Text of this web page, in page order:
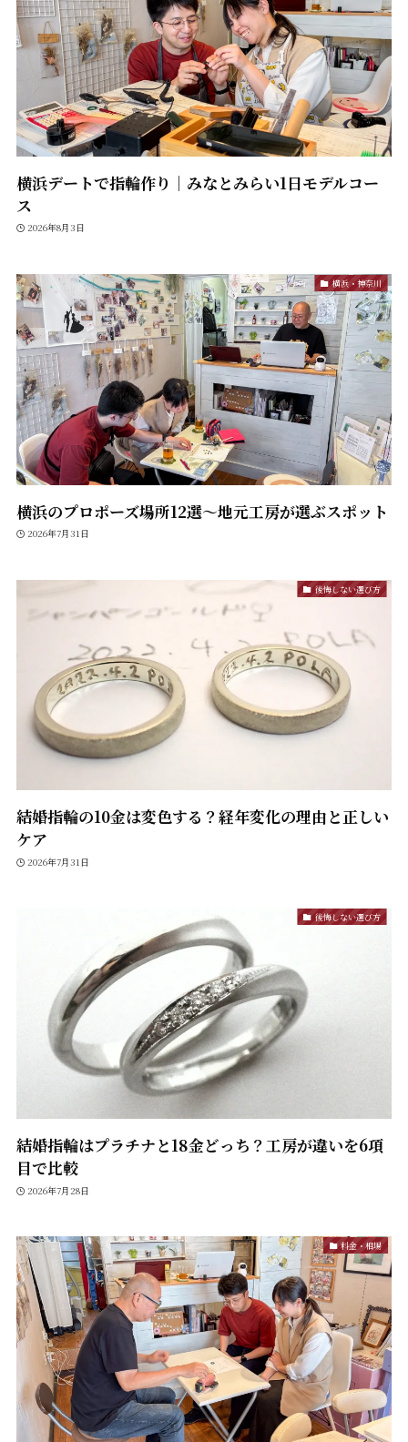
横浜デートで指輪作り｜みなとみらい1日モデルコー
ス
2026年8月3日
横浜・神奈川
横浜のプロポーズ場所12選〜地元工房が選ぶスポット
2026年7月31日
後悔しない選び方
結婚指輪の10金は変色する？経年変化の理由と正しい
ケア
2026年7月31日
後悔しない選び方
結婚指輪はプラチナと18金どっち？工房が違いを6項
目で比較
2026年7月28日
料金・相場